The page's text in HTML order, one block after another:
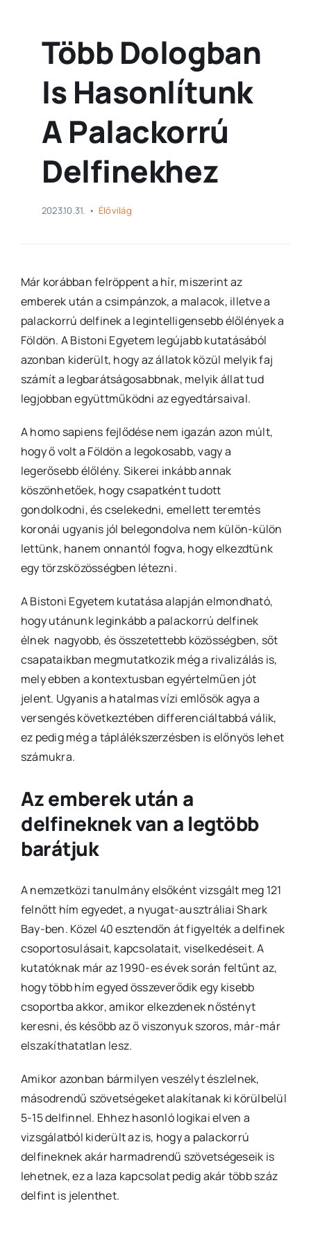
Több Dologban
Is Hasonlítunk
A Palackorrú
Delfinekhez
2023.10.31. • Élővilág
Már korábban felröppent a hír, miszerint az
emberek után a csimpánzok, a malacok, illetve a
palackorrú delfinek a legintelligensebb élőlények a
Földön. A Bistoni Egyetem legújabb kutatásából
azonban kiderült, hogy az állatok közül melyik faj
számít a legbarátságosabbnak, melyik állat tud
legjobban együttműködni az egyedtársaival.
A homo sapiens fejlődése nem igazán azon múlt,
hogy ő volt a Földön a legokosabb, vagy a
legerősebb élőlény. Sikerei inkább annak
köszönhetőek, hogy csapatként tudott
gondolkodni, és cselekedni, emellett teremtés
koronái ugyanis jól belegondolva nem külön-külön
lettünk, hanem onnantól fogva, hogy elkezdtünk
egy törzsközösségben létezni.
A Bistoni Egyetem kutatása alapján elmondható,
hogy utánunk leginkább a palackorrú delfinek
élnek nagyobb, és összetettebb közösségben, sőt
csapataikban megmutatkozik még a rivalizálás is,
mely ebben a kontextusban egyértelműen jót
jelent. Ugyanis a hatalmas vízi emlősök agya a
versengés következtében differenciáltabbá válik,
ez pedig még a táplálékszerzésben is előnyös lehet
számukra.
Az emberek után a
delfineknek van a legtöbb
barátjuk
A nemzetközi tanulmány elsőként vizsgált meg 121
felnőtt hím egyedet, a nyugat-ausztráliai Shark
Bay-ben. Közel 40 esztendőn át figyelték a delfinek
csoportosulásait, kapcsolatait, viselkedéseit. A
kutatóknak már az 1990-es évek során feltűnt az,
hogy több hím egyed összeverődik egy kisebb
csoportba akkor, amikor elkezdenek nőstényt
keresni, és később az ő viszonyuk szoros, már-már
elszakíthatatlan lesz.
Amikor azonban bármilyen veszélyt észlelnek,
másodrendű szövetségeket alakítanak ki körülbelül
5-15 delfinnel. Ehhez hasonló logikai elven a
vizsgálatból kiderült az is, hogy a palackorrú
delfineknek akár harmadrendű szövetségeseik is
lehetnek, ez a laza kapcsolat pedig akár több száz
delfint is jelenthet.